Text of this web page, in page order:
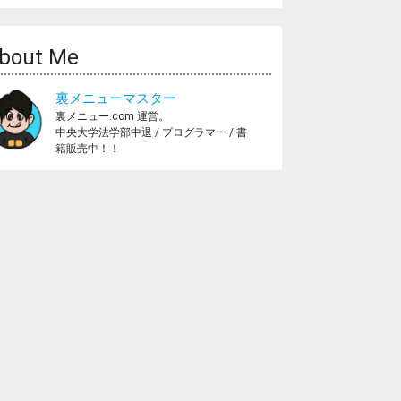
Me
裏メニューマスター
裏メニュー.com 運営。
中央大学法学部中退 / プログラマー / 書
籍販売中！！